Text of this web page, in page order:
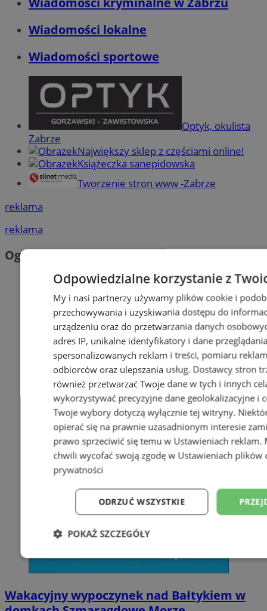
Wiadomości lokalne
Wiadomości sportowe
Optyk, okulista
Zabrze
Największy sklep z częściami online!
Książeczka sanepidowska
Tworzenie stron www -Zabrze
reklama
reklama
Ogłoszenia
Wakacyjny wypoczynek nad Bałtykiem w
Odpowiedzialne korzystanie z
My i nasi partnerzy używamy plików cookie i
przechowywania i uzyskiwania dostępu do
urządzeniu oraz do przetwarzania danych
adres IP, unikalne identyfikatory i dane
spersonalizowanych reklam i treści, pomiaru
odbiorców oraz ulepszania usług. Dostawcy stron
również przetwarzać Twoje dane w tych i innych
wykorzystywać precyzyjne dane geolokalizacyjne i
Twoje wybory dotyczą wyłącznie tej witryny.
opierać się na prawnie uzasadnionym interesie
prawo sprzeciwić się temu w Ustawieniach reklam.
chwili wycofać swoją zgodę w Ustawieniach plików
prywatności
ODRZUĆ WSZYSTKIE
POKAŻ SZCZEGÓŁY
Niezbędne Wydajność
Niesklasyfikowane